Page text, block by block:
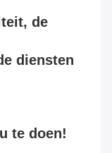
de
diensten
te doen!